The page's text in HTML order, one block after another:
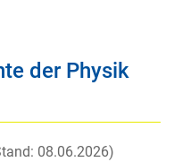
der Physik
08.06.2026)